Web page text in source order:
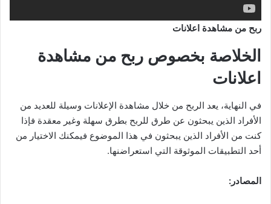
ربح من مشاهدة اعلانات
الخلاصة بخصوص ربح من مشاهدة
اعلانات
في النهاية، يعد الربح من خلال مشاهدة الإعلانات وسيلة للعديد من
الأفراد الذين يبحثون عن طرق للربح بطرق سهلة وغير معقدة فإذا
كنت من الأفراد الذين يبحثون في هذا الموضوع فيمكنك الاختيار من
أحد التطبيقات الموثوقة التي استعراضنها.
المصادر: